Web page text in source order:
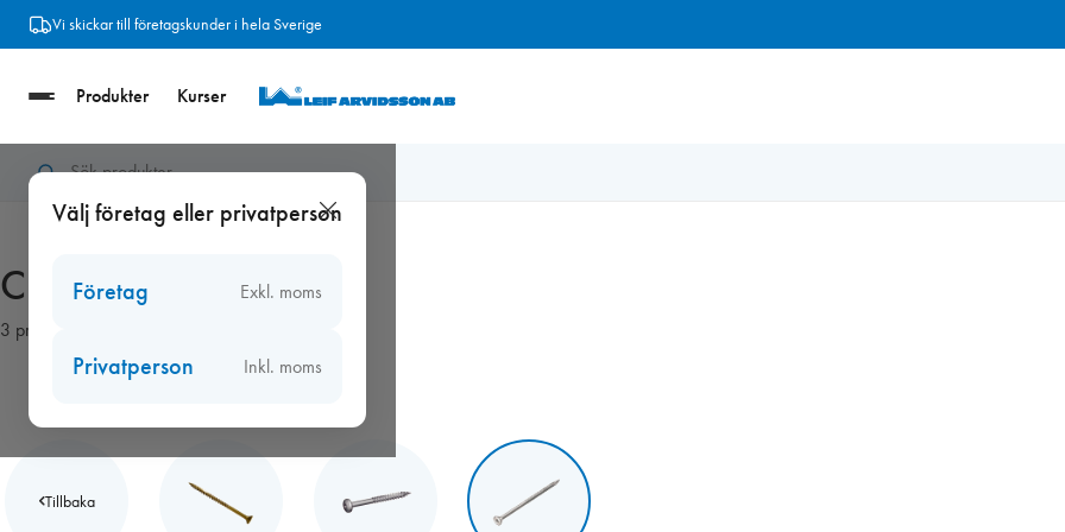
Hoppa
Vi skickar till företagskunder i hela Sverige
Produkter Kurser
Välj företag eller privatperson
Företag Exkl. moms
Privatperson Inkl. moms
Hem/ Cutters rostfri försänkt
Cutters rostfri försänkt
3 produkter
Tillbaka